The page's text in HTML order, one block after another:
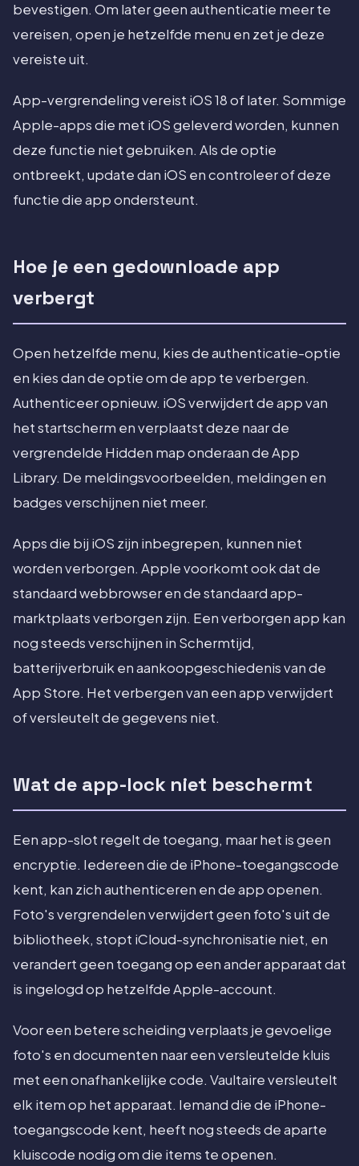
bevestigen. Om later geen authenticatie meer te
vereisen, open je hetzelfde menu en zet je deze
vereiste uit.
App-vergrendeling vereist iOS 18 of later. Sommige
Apple-apps die met iOS geleverd worden, kunnen
deze functie niet gebruiken. Als de optie
ontbreekt, update dan iOS en controleer of deze
functie die app ondersteunt.
Hoe je een gedownloade app
verbergt
Open hetzelfde menu, kies de authenticatie-optie
en kies dan de optie om de app te verbergen.
Authenticeer opnieuw. iOS verwijdert de app van
het startscherm en verplaatst deze naar de
vergrendelde Hidden map onderaan de App
Library. De meldingsvoorbeelden, meldingen en
badges verschijnen niet meer.
Apps die bij iOS zijn inbegrepen, kunnen niet
worden verborgen. Apple voorkomt ook dat de
standaard webbrowser en de standaard app-
marktplaats verborgen zijn. Een verborgen app kan
nog steeds verschijnen in Schermtijd,
batterijverbruik en aankoopgeschiedenis van de
App Store. Het verbergen van een app verwijdert
of versleutelt de gegevens niet.
Wat de app-lock niet beschermt
Een app-slot regelt de toegang, maar het is geen
encryptie. Iedereen die de iPhone-toegangscode
kent, kan zich authenticeren en de app openen.
Foto's vergrendelen verwijdert geen foto's uit de
bibliotheek, stopt iCloud-synchronisatie niet, en
verandert geen toegang op een ander apparaat dat
is ingelogd op hetzelfde Apple-account.
Voor een betere scheiding verplaats je gevoelige
foto's en documenten naar een versleutelde kluis
met een onafhankelijke code. Vaultaire versleutelt
elk item op het apparaat. Iemand die de iPhone-
toegangscode kent, heeft nog steeds de aparte
kluiscode nodig om die items te openen.